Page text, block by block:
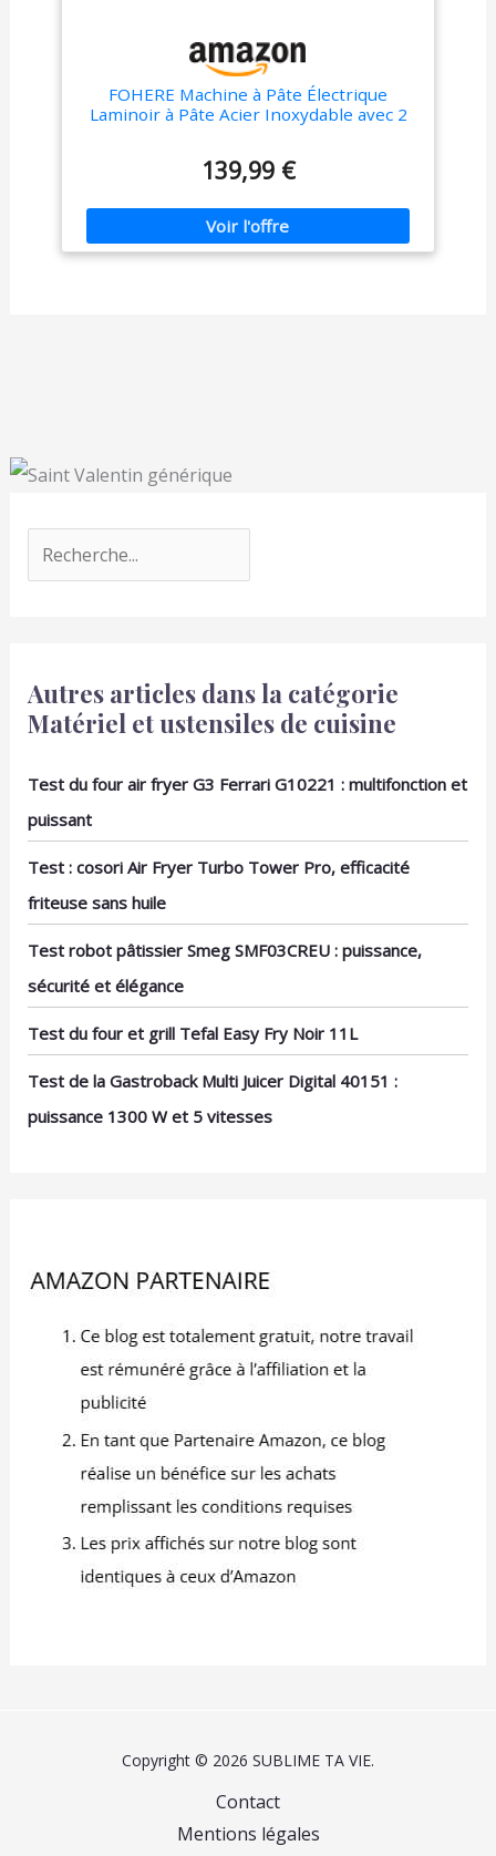
FOHERE Machine à Pâte Électrique
Laminoir à Pâte Acier Inoxydable avec 2
Spaghettis/Fettuccine/Boulettes/Ravioli,
139,99 €
Autres articles dans la catégorie
Matériel et ustensiles de cuisine
Test du four air fryer G3 Ferrari G10221 : multifonction et
puissant
Test : cosori Air Fryer Turbo Tower Pro, efficacité
friteuse sans huile
Test robot pâtissier Smeg SMF03CREU : puissance,
sécurité et élégance
Test du four et grill Tefal Easy Fry Noir 11L
Test de la Gastroback Multi Juicer Digital 40151 :
puissance 1300 W et 5 vitesses
Copyright © 2026 SUBLIME TA VIE.
Contact
Mentions légales